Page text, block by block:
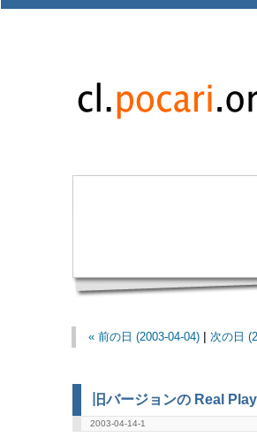
« 前の日 (2003-04-04)| 次の日
旧バージョンの Real
2003-04-14-1